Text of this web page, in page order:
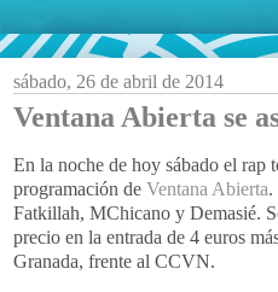
sábado, 26 de abril de 2014
Ventana Abierta se
En la noche de hoy sábado el rap
programación de Ventana Abierta.
Fatkillah, MChicano y Demasié.
precio en la entrada de 4 euros
Granada, frente al CCVN.